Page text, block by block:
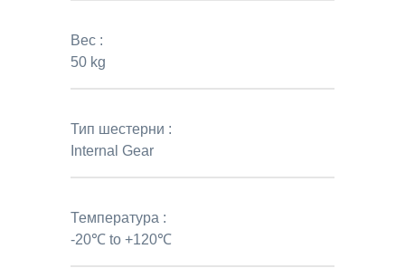
Вес :
50 kg
Тип шестерни :
Internal Gear
Температура :
-20℃ to +120℃